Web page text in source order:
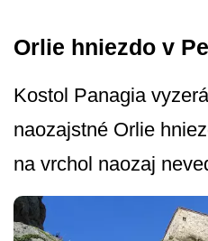
Orlie hniezdo v
Kostol Panagia
naozajstné Orlie
na vrchol naozaj